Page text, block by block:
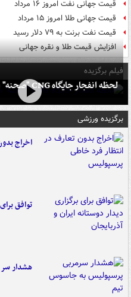
قیمت جهانی نفت امروز ۱۶ مرداد
قیمت جهانی طلا امروز ۱۵ مرداد
قیمت نفت برنت به ۷۹ دلار رسید
افزایش قیمت طلا و نقره جهانی
فیلم برگزیده
لحظه انفجار جایگاه CNG "صحنه" در دوربین مداربسته
برگزیده ورزشی
اخراج
توافق
هشدار